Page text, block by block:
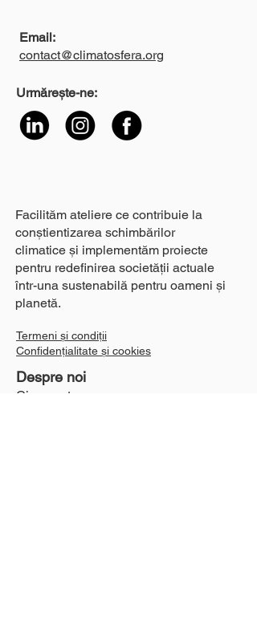
Email:
contact@climatosfera.org
Urmărește-ne:
Facilităm ateliere ce contribuie la
conștientizarea schimbărilor
climatice și implementăm proiecte
pentru redefinirea societății actuale
într-una sustenabilă pentru oameni și
planetă.
Termeni și condiții
Confidențialitate și cookies
Despre noi
Cine suntem